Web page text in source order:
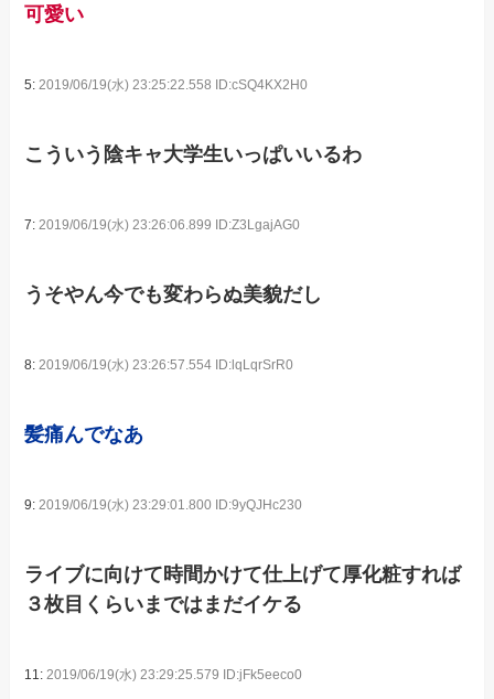
可愛い
5:2019/06/19(水) 23:25:22.558 ID:cSQ4KX2H0
こういう陰キャ大学生いっぱいいるわ
7:2019/06/19(水) 23:26:06.899 ID:Z3LgajAG0
うそやん今でも変わらぬ美貌だし
8:2019/06/19(水) 23:26:57.554 ID:lqLqrSrR0
髪痛んでなあ
9: 2019/06/19(水) 23:29:01.800 ID:9yQJHc230
ライブに向けて時間かけて仕上げて厚化粧すれば
３枚目くらいまではまだイケる
11: 2019/06/19(水) 23:29:25.579 ID:jFk5eeco0